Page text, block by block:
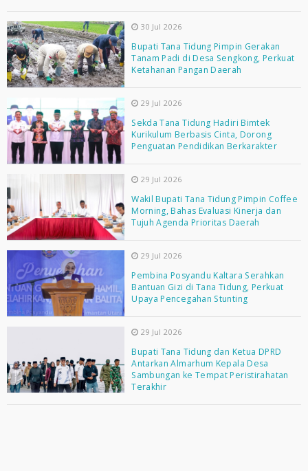
30 Jul 2026
Bupati Tana Tidung Pimpin Gerakan
Tanam Padi di Desa Sengkong, Perkuat
Ketahanan Pangan Daerah
29 Jul 2026
Sekda Tana Tidung Hadiri Bimtek
Kurikulum Berbasis Cinta, Dorong
Penguatan Pendidikan Berkarakter
29 Jul 2026
Wakil Bupati Tana Tidung Pimpin Coffee
Morning, Bahas Evaluasi Kinerja dan
Tujuh Agenda Prioritas Daerah
29 Jul 2026
Pembina Posyandu Kaltara Serahkan
Bantuan Gizi di Tana Tidung, Perkuat
Upaya Pencegahan Stunting
29 Jul 2026
Bupati Tana Tidung dan Ketua DPRD
Antarkan Almarhum Kepala Desa
Sambungan ke Tempat Peristirahatan
Terakhir